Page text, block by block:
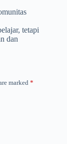
tetapi
dan
marked*